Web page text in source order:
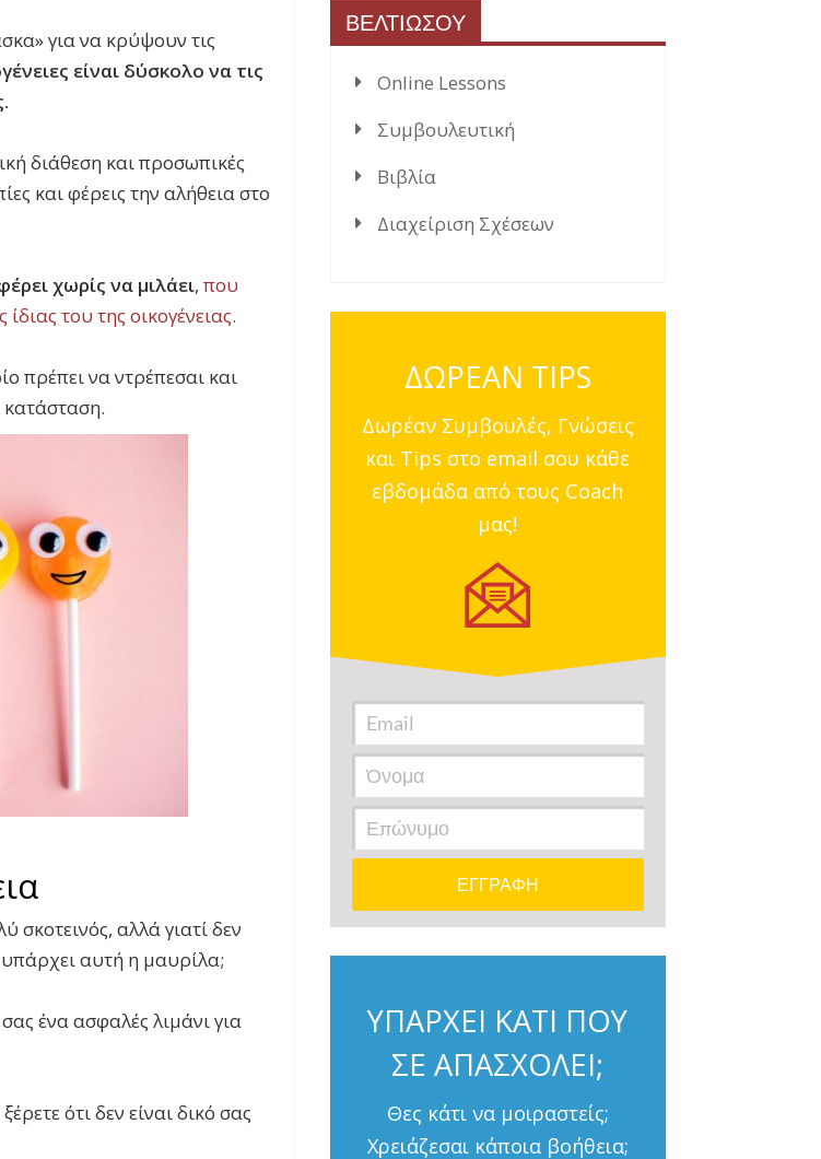
για να κρύψουν τις
είναι δύσκολο να τις
διάθεση και προσωπικές
και φέρεις την αλήθεια στο
χωρίς να μιλάει, που
του της οικογένειας.
πρέπει να ντρέπεσαι και
κατάσταση.
σκοτεινός, αλλά γιατί δεν
υπάρχει αυτή η μαυρίλα;
ένα ασφαλές λιμάνι για
ότι δεν είναι δικό σας
ΒΕΛΤΙΩΣΟΥ
Online Lessons
Συμβουλευτική
Βιβλία
Διαχείριση Σχέσεων
ΔΩΡΕΑΝ TIPS
Δωρέαν Συμβουλές, Γνώσεις
και Tips στο email σου κάθε
εβδομάδα από τους Coach
μας!
ΥΠΑΡΧΕΙ ΚΑΤΙ ΠΟΥ
ΣΕ ΑΠΑΣΧΟΛΕΙ;
Θες κάτι να μοιραστείς;
Χρειάζεσαι κάποια βοήθεια;